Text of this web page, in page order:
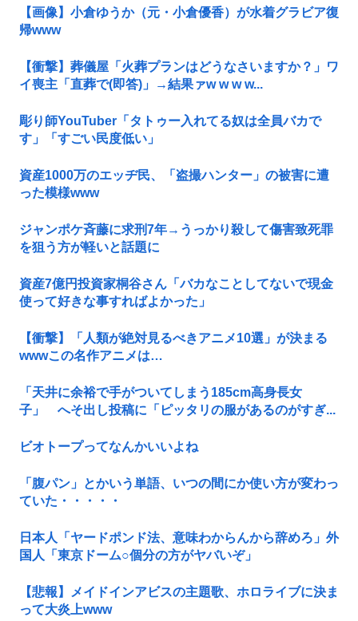
【画像】小倉ゆうか（元・小倉優香）が水着グラビア復
帰www
【衝撃】葬儀屋「火葬プランはどうなさいますか？」ワ
イ喪主「直葬で(即答)」→結果ァw w w w...
彫り師YouTuber「タトゥー入れてる奴は全員バカで
す」「すごい民度低い」
資産1000万のエッヂ民、「盗撮ハンター」の被害に遭
った模様www
ジャンポケ斉藤に求刑7年→うっかり殺して傷害致死罪
を狙う方が軽いと話題に
資産7億円投資家桐谷さん「バカなことしてないで現金
使って好きな事すればよかった」
【衝撃】「人類が絶対見るべきアニメ10選」が決まる
wwwこの名作アニメは…
「天井に余裕で手がついてしまう185cm高身長女
子」 へそ出し投稿に「ピッタリの服があるのがすぎ...
ビオトープってなんかいいよね
「腹パン」とかいう単語、いつの間にか使い方が変わっ
ていた・・・・・
日本人「ヤードポンド法、意味わからんから辞めろ」外
国人「東京ドーム○個分の方がヤバいぞ」
【悲報】メイドインアビスの主題歌、ホロライブに決ま
って大炎上www